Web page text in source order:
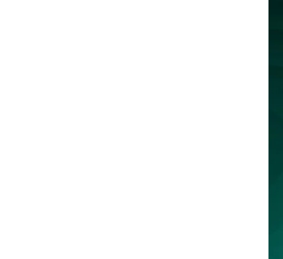
Tämä tulos on
rahastoja vuonna 2012
Täten siis
sisältöjä. Rahaston
Syystä voi
vuodesta toiseen, kun